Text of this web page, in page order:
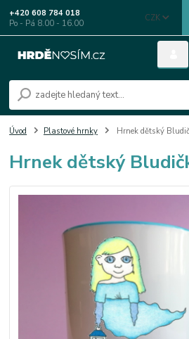
CZK
+420 608 784 018
Po - Pá 8.00 - 16.00
Úvod Plastové hrnky Hrnek dětský
Hrnek dětský